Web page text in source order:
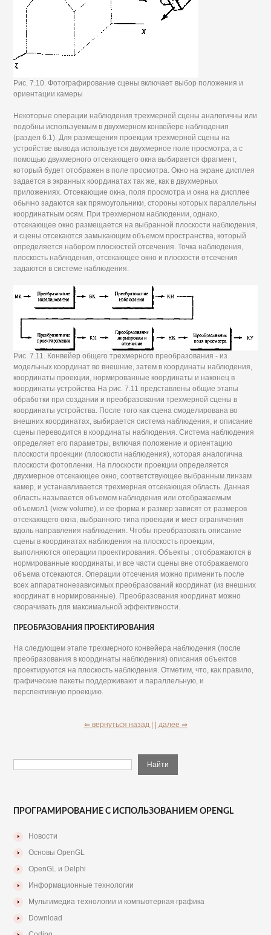
Рис. 7.10. Фотографирование сцены включает выбор положения и
ориентации камеры
Некоторые операции наблюдения трехмерной сцены аналогичны или
подобны используемым в двухмерном конвейере наблюдения
(раздел 6.1). Для размещения проекции трехмерной сцены на
устройстве вывода используется двухмерное поле просмотра, а с
помощью двухмерного отсекающего окна выбирается фрагмент,
который будет отображен в поле просмотра. Окно на экране дисплея
задается в экранных координатах так же, как в двухмерных
приложениях. Отсекающие окна, поля просмотра и окна на дисплее
обычно задаются как прямоугольники, стороны которых параллельны
координатным осям. При трехмерном наблюдении, однако,
отсекающее окно размещается на выбранной плоскости наблюдения,
и сцены отсекаются замыкающим объемом пространства, который
определяется набором плоскостей отсечения. Точка наблюдения,
плоскость наблюдения, отсекающее окно и плоскости отсечения
задаются в системе наблюдения.
Рис. 7.11. Конвейер общего трехмерного преобразования - из
модельных координат во внешние, затем в координаты наблюдения,
координаты проекции, нормированные координаты и наконец в
координаты устройства На рис. 7.11 представлены общие этапы
обработки при создании и преобразовании трехмерной сцены в
координаты устройства. После того как сцена смоделирована во
внешних координатах, выбирается система наблюдения, и описание
сцены переводится в координаты наблюдения. Система наблюдения
определяет его параметры, включая положение и ориентацию
плоскости проекции (плоскости наблюдения), которая аналогична
плоскости фотопленки. На плоскости проекции определяется
двухмерное отсекающее окно, соответствующее выбранным линзам
камер, и устанавливается трехмерная отсекающая область. Данная
область называется объемом наблюдения или отображаемым
объемол1 (view volume), и ее форма и размер зависят от размеров
отсекающего окна, выбранного типа проекции и мест ограничения
вдоль направления наблюдения. Чтобы преобразовать описание
сцены в координатах наблюдения на плоскость проекции,
выполняются операции проектирования. Объекты ; отображаются в
нормированные координаты, и все части сцены вне отображаемого
объема отсекаются. Операции отсечения можно применить после
всех аппаратнонезависимых преобразований координат (из внешних
координат в нормированные). Преобразования координат можно
сворачивать для максимальной эффективности.
ПРЕОБРАЗОВАНИЯ ПРОЕКТИРОВАНИЯ
На следующем этапе трехмерного конвейера наблюдения (после
преобразования в координаты наблюдения) описания объектов
проектируются на плоскость наблюдения. Отметим, что, как правило,
графические пакеты поддерживают и параллельную, и
перспективную проекцию.
⇐ вернуться назад | | далее ⇒
ПРОГРАМИРОВАНИЕ С ИСПОЛЬЗОВАНИЕМ OPENGL
Новости
Основы OpenGL
OpenGL и Delphi
Информационные технологии
Мультимедиа технологии и компьютерная графика
Download